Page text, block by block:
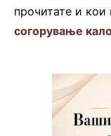
прочитате и кои
согорување